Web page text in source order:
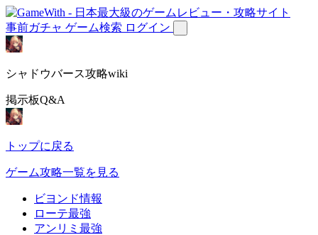
事前ガチャ ゲーム検索 ログイン
シャドウバース攻略wiki
掲示板Q&A
トップに戻る
ゲーム攻略一覧を見る
ビヨンド情報
ローテ最強
アンリミ最強